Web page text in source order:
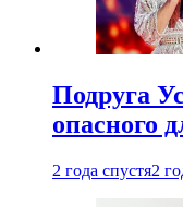
Подруга
опасного
2 года спустя2